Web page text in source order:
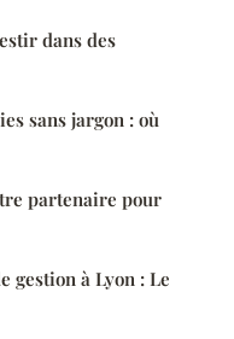
dans des
sans jargon : où
partenaire pour
gestion à Lyon : Le